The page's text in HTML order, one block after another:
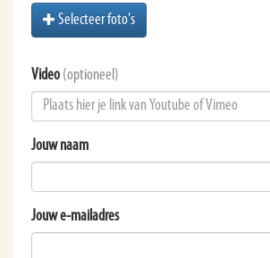
Selecteer foto's
Video (optioneel)
Jouw naam
Jouw e-mailadres